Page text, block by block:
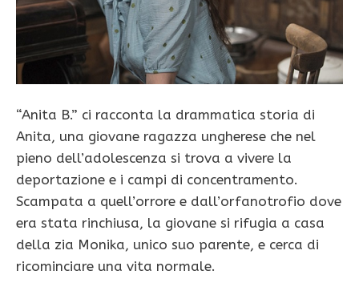
“Anita B.” ci racconta la drammatica storia di
Anita, una giovane ragazza ungherese che nel
pieno dell’adolescenza si trova a vivere la
deportazione e i campi di concentramento.
Scampata a quell’orrore e dall’orfanotrofio dove
era stata rinchiusa, la giovane si rifugia a casa
della zia Monika, unico suo parente, e cerca di
ricominciare una vita normale.